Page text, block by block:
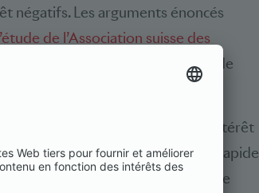
négatifs. Les arguments énoncés
de l’Association suisse des
négatifs recèlent avant tout de
contre un abandon des taux d’intérêt
sur une appréciation forte et rapide
la zone euro devenait positif. Elle